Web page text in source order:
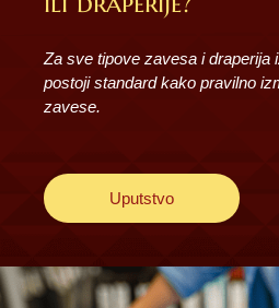
Za sve tipove zavesa i draperija
postoji standard kako pravilno
zavese.
Uputstvo